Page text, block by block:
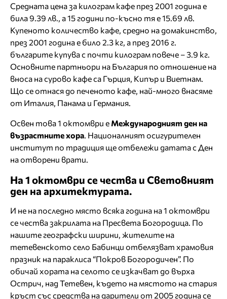
Средната цена за килограм кафе през 2001 година е
била 9.39 лв., а 15 години по-късно тя е 15.69 лв.
Купеното количество кафе, средно на домакинство,
през 2001 година е било 2.3 кг, а през 2016 г.
българите купува с почти килограм повече – 3.9 кг.
Основните партньори на България по отношение на
вноса на сурово кафе са Гърция, Кипър и Виетнам.
Що се отнася до печеното кафе, най-много внасяме
от Италия, Панама и Германия.
Освен това 1 октомври е Международният ден на
възрастните хора . Националният осигурителен
институт по традиция ще отбележи датата с Ден
на отворени врати.
На 1 октомври се чества и Световният
ден на архитектурата.
И не на последно място всяка година на 1 октомври
се чества закрилата на Пресвета Богородица. По
нашите географски ширини, жителите на
тетевенското село Бабинци отбелязват храмовия
празник на параклиса “Покров Богородичен”. По
обичай хората на селото се изкачват до върха
Острич, над Тетевен, където на мястото на стария
кръст със средства на дарители от 2005 година се